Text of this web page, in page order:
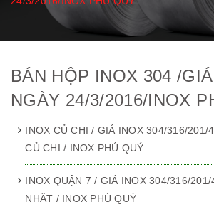
BÁN HỘP INOX 304 /
NGÀY 24/3/2016/INOX
INOX CỦ CHI / GIÁ INOX 304/316/201/
CỦ CHI / INOX PHÚ QUÝ
INOX QUẬN 7 / GIÁ INOX 304/316/
NHẤT / INOX PHÚ QUÝ